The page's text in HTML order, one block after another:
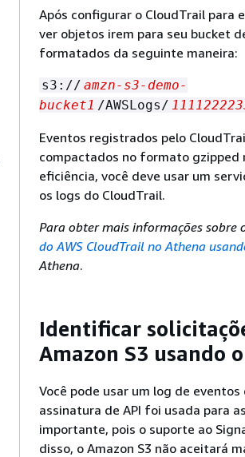
Após configurar o CloudTrail para
ver objetos irem para seu bucket
formatados da seguinte maneira:
s3:// amzn-s3-demo-
bucket1 /AWSLogs/
Eventos registrados pelo
compactados no formato gzipped
eficiência, você deve usar um
os logs do CloudTrail.
Para obter mais informações sobre
do AWS CloudTrail no Athena
Athena.
Identificar
Amazon S3 usando
Você pode usar um log de
assinatura de API foi usada para
importante, pois o suporte ao
disso, o Amazon S3 não aceitará